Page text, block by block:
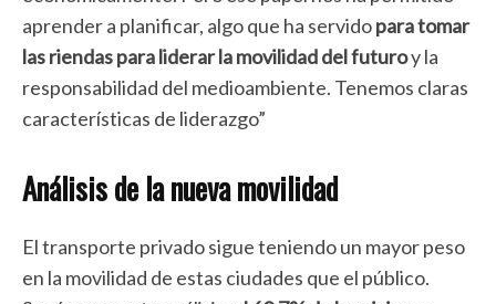
aprender a planificar, algo que ha servidopara tomar
las riendas para liderar la movilidad del futuroy la
responsabilidad del medioambiente. Tenemos claras
características de liderazgo”
Análisis de la nueva movilidad
El transporte privado sigue teniendo un mayor peso
en la movilidad de estas ciudades que el público.